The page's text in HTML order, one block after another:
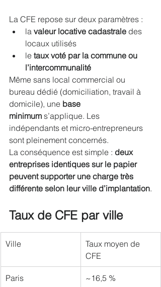
La CFE repose sur deux paramètres :
la valeur locative cadastrale des
locaux utilisés
le taux voté par la commune ou
l’intercommunalité
Même sans local commercial ou
bureau dédié (domiciliation, travail à
domicile), une base
minimum s’applique. Les
indépendants et micro-entrepreneurs
sont pleinement concernés.
La conséquence est simple : deux
entreprises identiques sur le papier
peuvent supporter une charge très
différente selon leur ville d’implantation.
Taux de CFE par ville
Ville
Taux moyen de
CFE
Paris ~16,5 %